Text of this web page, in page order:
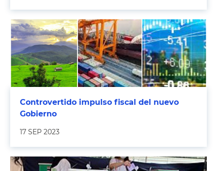
Controvertido impulso fiscal del nuevo
Gobierno
17 SEP 2023